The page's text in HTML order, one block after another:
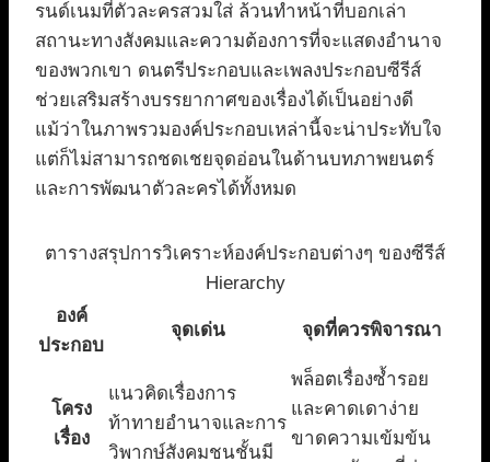
รนด์เนมที่ตัวละครสวมใส่ ล้วนทำหน้าที่บอกเล่า
สถานะทางสังคมและความต้องการที่จะแสดงอำนาจ
ของพวกเขา ดนตรีประกอบและเพลงประกอบซีรีส์
ช่วยเสริมสร้างบรรยากาศของเรื่องได้เป็นอย่างดี
แม้ว่าในภาพรวมองค์ประกอบเหล่านี้จะน่าประทับใจ
แต่ก็ไม่สามารถชดเชยจุดอ่อนในด้านบทภาพยนตร์
และการพัฒนาตัวละครได้ทั้งหมด
ตารางสรุปการวิเคราะห์องค์ประกอบต่างๆ ของซีรีส์
Hierarchy
องค์
ประกอบ
จุดเด่น จุดที่ควรพิจารณา
โครง
เรื่อง
แนวคิดเรื่องการ
ท้าทายอำนาจและการ
วิพากษ์สังคมชนชั้นมี
พล็อตเรื่องซ้ำรอย
และคาดเดาง่าย
ขาดความเข้มข้น